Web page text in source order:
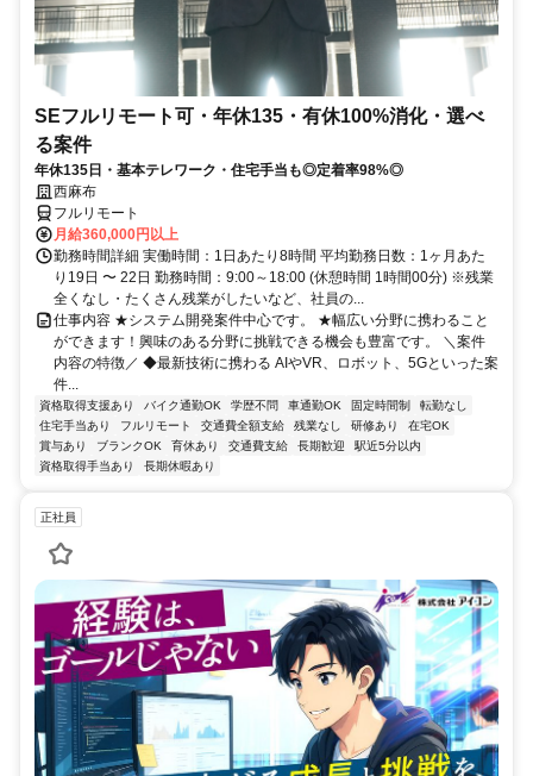
SEフルリモート可・年休135・有休100%消化・選べ
る案件
年休135日・基本テレワーク・住宅手当も◎定着率98%◎
西麻布
フルリモート
月給360,000円以上
勤務時間詳細 実働時間：1日あたり8時間 平均勤務日数：1ヶ月あた
り19日 〜 22日 勤務時間：9:00～18:00 (休憩時間 1時間00分) ※残業
全くなし・たくさん残業がしたいなど、社員の...
仕事内容 ★システム開発案件中心です。 ★幅広い分野に携わること
ができます！興味のある分野に挑戦できる機会も豊富です。 ＼案件
内容の特徴／ ◆最新技術に携わる AIやVR、ロボット、5Gといった案
件...
資格取得支援あり バイク通勤OK 学歴不問 車通勤OK 固定時間制
転勤なし
住宅手当あり
フルリモート 交通費全額支給 残業なし 研修あり
在宅OK
賞与あり
ブランクOK 育休あり 交通費支給 長期歓迎
駅近5分以内
資格取得手当あり
長期休暇あり
正社員